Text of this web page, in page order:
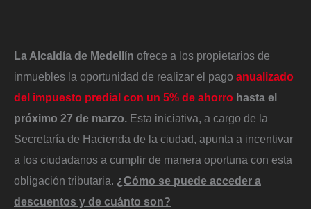
La Alcaldía de Medellín ofrece a los propietarios de
inmuebles la oportunidad de realizar el pago anualizado
del impuesto predial con un 5% de ahorro hasta el
próximo 27 de marzo. Esta iniciativa, a cargo de la
Secretaría de Hacienda de la ciudad, apunta a incentivar
a los ciudadanos a cumplir de manera oportuna con esta
obligación tributaria. ¿Cómo se puede acceder a
descuentos y de cuánto son?